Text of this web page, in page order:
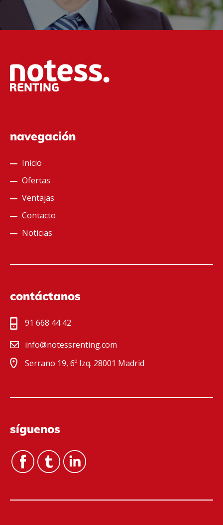
navegación
Inicio
Ofertas
Ventajas
Contacto
Noticias
contáctanos
91 668 44 42
info@notessrenting.com
Serrano 19, 6º Izq. 28001 Madrid
síguenos